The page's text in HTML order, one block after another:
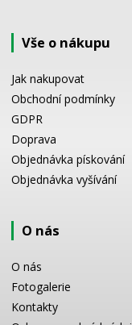
Vše o nákupu
Jak nakupovat
Obchodní podmínky
GDPR
Doprava
Objednávka pískování
Objednávka vyšívání
O nás
O nás
Fotogalerie
Kontakty